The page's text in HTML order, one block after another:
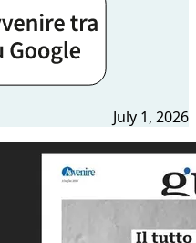
July 1, 2026